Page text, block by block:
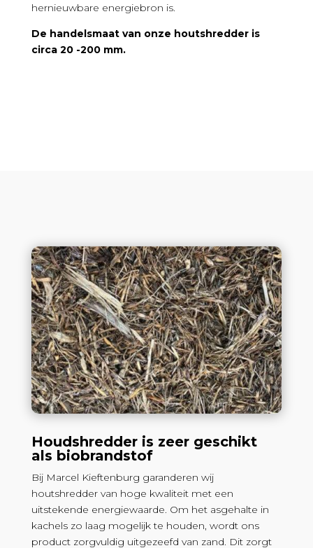
hernieuwbare energiebron is.
De handelsmaat van onze houtshredder is
circa 20 -200 mm.
Houdshredder is zeer geschikt
als biobrandstof
Bij Marcel Kieftenburg garanderen wij
houtshredder van hoge kwaliteit met een
uitstekende energiewaarde. Om het asgehalte in
kachels zo laag mogelijk te houden, wordt ons
product zorgvuldig uitgezeefd van zand. Dit zorgt